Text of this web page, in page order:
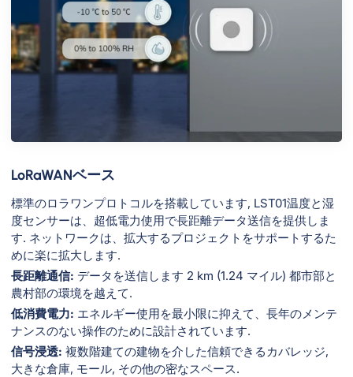
LoRaWANベース
標準のロラワンプロトコルを搭載しています, LST01温度と湿
度センサーは、超低電力使用で長距離データ送信を提供しま
す. ネットワークは、拡大するプロジェクトをサポートするた
めに楽に拡大します.
長距離通信: データを送信します 2 km (1.24 マイル) 都市部と
農村部の環境を越えて.
低消費電力: エネルギー使用を最小限に抑えて、長年のメンテ
ナンスのない操作のために設計されています.
信号浸透: 複数階建ての建物を介した信頼できるカバレッジ,
大きな倉庫, モール, その他の密なスペース.